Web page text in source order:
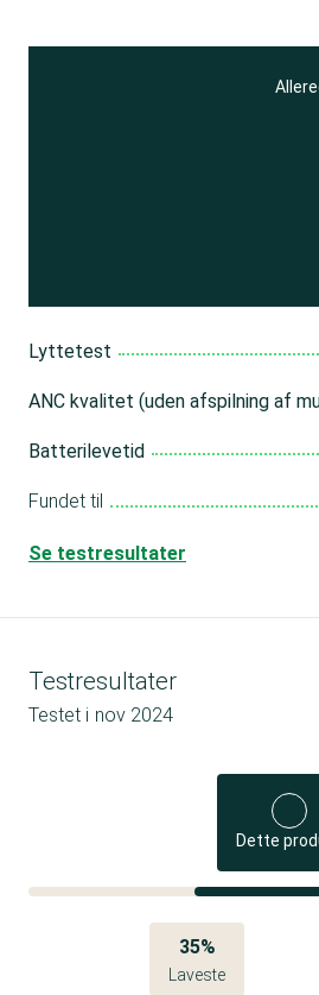
Lyttetest
ANC kvalitet (uden afspilning af
Batterilevetid
Fundet til
Se testresultater
Testresultater
Testet i nov 2024
Dette
35%
Laveste